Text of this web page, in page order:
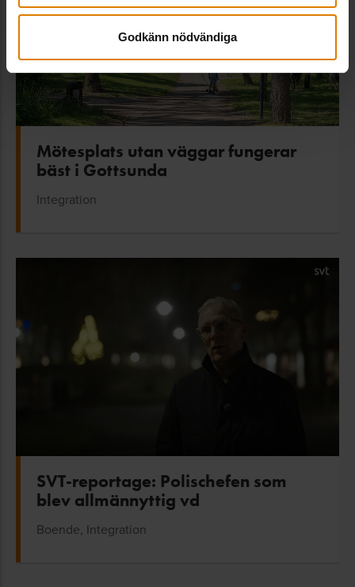
Godkänn nödvändiga
Mötesplats utan väggar fungerar
bäst i Gottsunda
Integration
SVT-reportage: Polischefen som
blev allmännyttig vd
Boende, Integration